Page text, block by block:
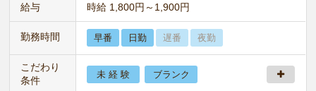
給与 時給 1,800円～1,900円
勤務時間 早番 日勤 遅番 夜勤
こだわり
条件
未 経 験 ブランク